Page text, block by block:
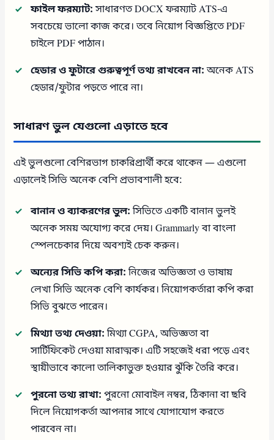
ফাইল ফরম্যাট:সাধারণত DOCX ফরম্যাট ATS-এ
সবচেয়ে ভালো কাজ করে। তবে নিয়োগ বিজ্ঞপ্তিতে PDF
চাইলে PDF পাঠান।
হেডার ও ফুটারে গুরুত্বপূর্ণ তথ্য রাখবেন না:অনেক ATS
হেডার/ফুটার পড়তে পারে না।
সাধারণ ভুল যেগুলো এড়াতে হবে
এই ভুলগুলো বেশিরভাগ চাকরিপ্রার্থী করে থাকেন — এগুলো
এড়ালেই সিভি অনেক বেশি প্রভাবশালী হবে:
বানান ও ব্যাকরণের ভুল:সিভিতে একটি বানান ভুলই
অনেক সময় অযোগ্য করে দেয়। Grammarly বা বাংলা
স্পেলচেকার দিয়ে অবশ্যই চেক করুন।
অন্যের সিভি কপি করা:নিজের অভিজ্ঞতা ও ভাষায়
লেখা সিভি অনেক বেশি কার্যকর। নিয়োগকর্তারা কপি করা
সিভি বুঝতে পারেন।
মিথ্যা তথ্য দেওয়া:মিথ্যা CGPA, অভিজ্ঞতা বা
সার্টিফিকেট দেওয়া মারাত্মক। এটি সহজেই ধরা পড়ে এবং
স্থায়ীভাবে কালো তালিকাভুক্ত হওয়ার ঝুঁকি তৈরি করে।
পুরনো তথ্য রাখা: পুরনো মোবাইল নম্বর, ঠিকানা বা ছবি
দিলে নিয়োগকর্তা আপনার সাথে যোগাযোগ করতে
পারবেন না।